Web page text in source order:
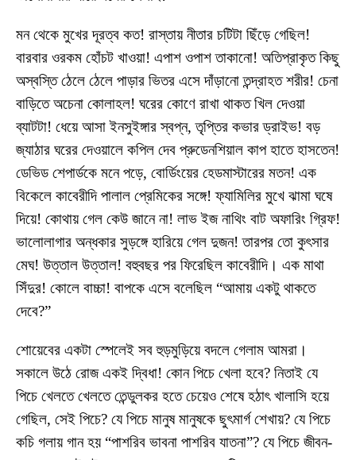
মন থেকে মুখের দূরত্ব কত! রাস্তায় নীতার চটিটা ছিঁড়ে গেছিল!
বারবার ওরকম হোঁচট খাওয়া! এপাশ ওপাশ তাকানো! অতিপ্রাকৃত কিছু
অস্বস্তি ঠেলে ঠেলে পাড়ার ভিতর এসে দাঁড়ানো তন্দ্রাহত শরীর! চেনা
বাড়িতে অচেনা কোলাহল! ঘরের কোণে রাখা থাকত খিল দেওয়া
ব্যাটটা! ধেয়ে আসা ইনসুইঙ্গার স্বপ্ন, তৃপ্তির কভার ড্রাইভ! বড়
জ্যাঠার ঘরের দেওয়ালে কপিল দেব প্রুডেনশিয়াল কাপ হাতে হাসতেন!
ডেভিড শেপার্ডকে মনে পড়ে, বোর্ডিংয়ের হেডমাস্টারের মতন! এক
বিকেলে কাবেরীদি পালাল প্রেমিকের সঙ্গে! ফ্যামিলির মুখে ঝামা ঘষে
দিয়ে! কোথায় গেল কেউ জানে না! লাভ ইজ নাথিং বাট অফারিং গ্রিফ!
ভালোলাগার অন্ধকার সুড়ঙ্গে হারিয়ে গেল দুজন! তারপর তো কুৎসার
মেঘ! উত্তাল উত্তাল! বহুবছর পর ফিরেছিল কাবেরীদি। এক মাথা
সিঁদুর! কোলে বাচ্চা! বাপকে এসে বলেছিল “আমায় একটু থাকতে
দেবে?”
শোয়েবের একটা স্পেলেই সব হুড়মুড়িয়ে বদলে গেলাম আমরা।
সকালে উঠে রোজ একই দ্বিধা! কোন পিচে খেলা হবে? নিতাই যে
পিচে খেলতে খেলতে তেন্ডুলকর হতে চেয়েও শেষে হঠাৎ খালাসি হয়ে
গেছিল, সেই পিচে? যে পিচে মানুষ মানুষকে ছুৎমার্গ শেখায়? যে পিচে
কচি গলায় গান হয় “পাশরিব ভাবনা পাশরিব যাতনা”? যে পিচে জীবন-